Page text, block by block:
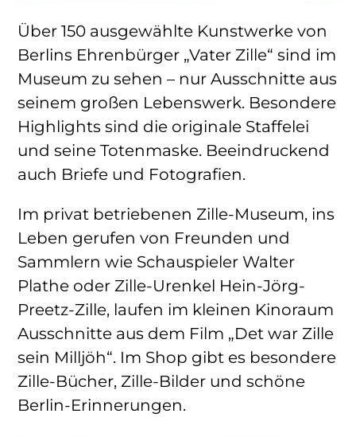
Über 150 ausgewählte Kunstwerke von
Berlins Ehrenbürger „Vater Zille“ sind im
Museum zu sehen – nur Ausschnitte aus
seinem großen Lebenswerk. Besondere
Highlights sind die originale Staffelei
und seine Totenmaske. Beeindruckend
auch Briefe und Fotografien.
Im privat betriebenen Zille-Museum, ins
Leben gerufen von Freunden und
Sammlern wie Schauspieler Walter
Plathe oder Zille-Urenkel Hein-Jörg-
Preetz-Zille, laufen im kleinen Kinoraum
Ausschnitte aus dem Film „Det war Zille
sein Milljöh“. Im Shop gibt es besondere
Zille-Bücher, Zille-Bilder und schöne
Berlin-Erinnerungen.